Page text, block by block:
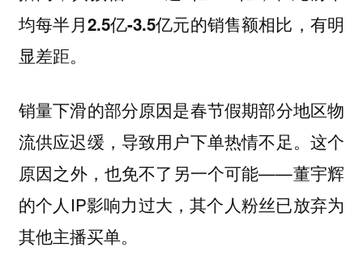
均每半月2.5亿-3.5亿元的销售额相比，有明
显差距。
销量下滑的部分原因是春节假期部分地区物
流供应迟缓，导致用户下单热情不足。这个
原因之外，也免不了另一个可能——董宇辉
的个人IP影响力过大，其个人粉丝已放弃为
其他主播买单。